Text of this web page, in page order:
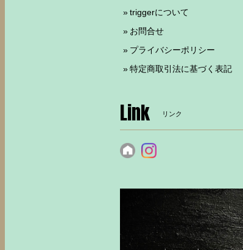
triggerについて
お問合せ
プライバシーポリシー
特定商取引法に基づく表記
Link リンク